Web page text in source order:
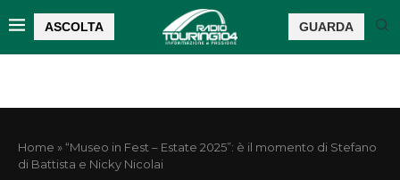
ASCOLTA GUARDA
Home »“Museo in Fest – Estate 2025”: è il momento di Stefano
di Battista e Nicky Nicolai